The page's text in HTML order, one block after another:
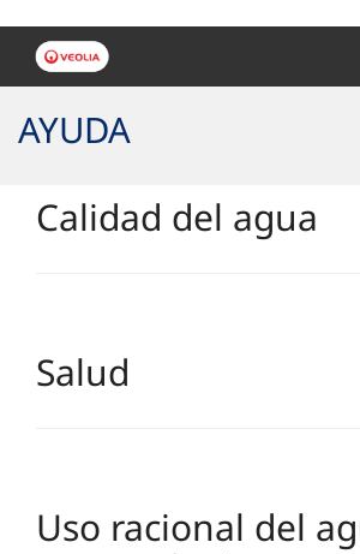
AYUDA
Calidad del agua
Salud
Uso racional del